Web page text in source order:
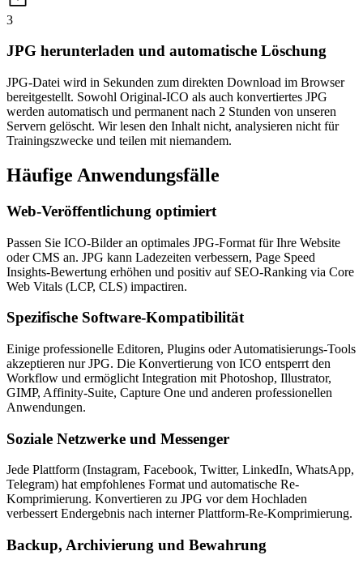
3
JPG herunterladen und automatische Löschung
JPG-Datei wird in Sekunden zum direkten Download im Browser
bereitgestellt. Sowohl Original-ICO als auch konvertiertes JPG
werden automatisch und permanent nach 2 Stunden von unseren
Servern gelöscht. Wir lesen den Inhalt nicht, analysieren nicht für
Trainingszwecke und teilen mit niemandem.
Häufige Anwendungsfälle
Web-Veröffentlichung optimiert
Passen Sie ICO-Bilder an optimales JPG-Format für Ihre Website
oder CMS an. JPG kann Ladezeiten verbessern, Page Speed
Insights-Bewertung erhöhen und positiv auf SEO-Ranking via Core
Web Vitals (LCP, CLS) impactiren.
Spezifische Software-Kompatibilität
Einige professionelle Editoren, Plugins oder Automatisierungs-Tools
akzeptieren nur JPG. Die Konvertierung von ICO entsperrt den
Workflow und ermöglicht Integration mit Photoshop, Illustrator,
GIMP, Affinity-Suite, Capture One und anderen professionellen
Anwendungen.
Soziale Netzwerke und Messenger
Jede Plattform (Instagram, Facebook, Twitter, LinkedIn, WhatsApp,
Telegram) hat empfohlenes Format und automatische Re-
Komprimierung. Konvertieren zu JPG vor dem Hochladen
verbessert Endergebnis nach interner Plattform-Re-Komprimierung.
Backup, Archivierung und Bewahrung